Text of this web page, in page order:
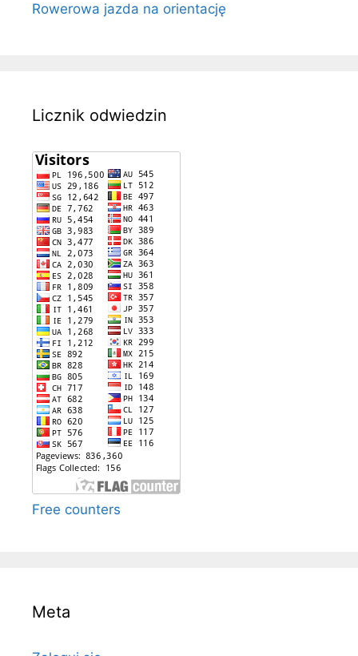
Rowerowa jazda na orientację
Licznik odwiedzin
Free counters
Meta